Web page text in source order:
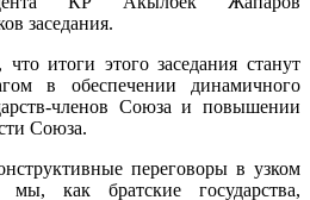
заседания.
итоги этого заседания станут
в обеспечении динамичного
членов Союза и повышении
Союза.
переговоры в узком
как братские государства,